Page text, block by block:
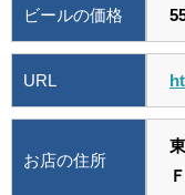
ビールの価格
URL
お店の住所
Ｆ